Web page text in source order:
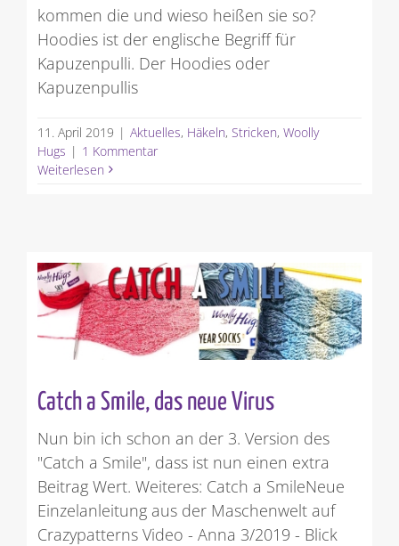
kommen die und wieso heißen sie so?
Hoodies ist der englische Begriff für
Kapuzenpulli. Der Hoodies oder
Kapuzenpullis
11. April 2019 | Aktuelles, Häkeln, Stricken, Woolly
Hugs | 1 Kommentar
Weiterlesen
Catch a Smile, das neue Virus
Nun bin ich schon an der 3. Version des
"Catch a Smile", dass ist nun einen extra
Beitrag Wert. Weiteres: Catch a SmileNeue
Einzelanleitung aus der Maschenwelt auf
Crazypatterns Video - Anna 3/2019 - Blick